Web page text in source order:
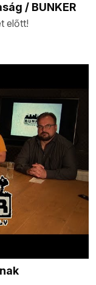
/ BUNKER
előtt!